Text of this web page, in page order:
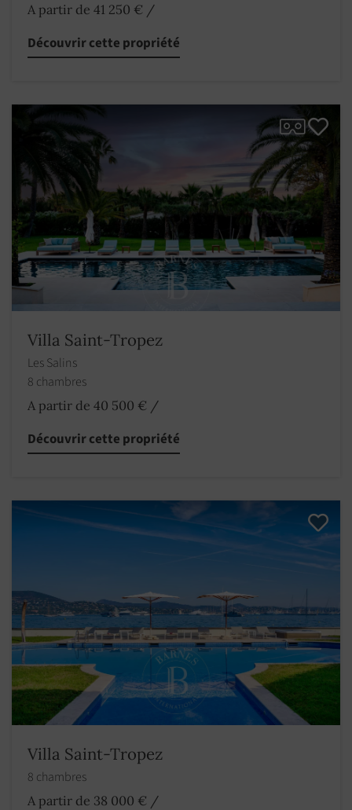
A partir de 41 250 € /
Découvrir cette propriété
Villa Saint-Tropez
Les Salins
8 chambres
A partir de 40 500 € /
Découvrir cette propriété
Villa Saint-Tropez
8 chambres
A partir de 38 000 € /